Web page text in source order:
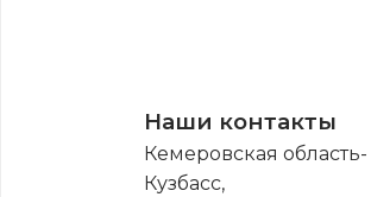
Наши контакты
Кемеровская область-
Кузбасс,